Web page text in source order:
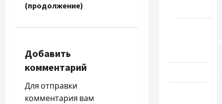
и
а
ц
и
(продолжение)
Добавить
комментарий
Для отправки
комментария вам